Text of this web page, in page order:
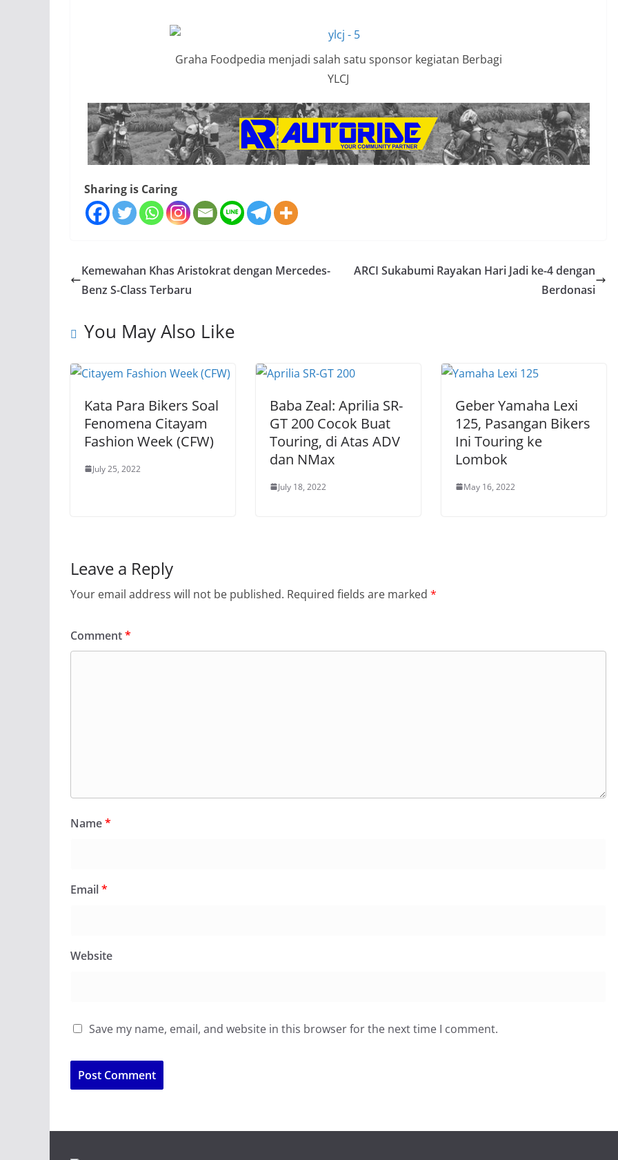
Graha Foodpedia menjadi salah satu sponsor kegiatan Berbagi
YLCJ
Sharing is Caring
Kemewahan Khas Aristokrat dengan Mercedes-
Benz S-Class Terbaru
ARCI Sukabumi Rayakan Hari Jadi ke-4 dengan
Berdonasi
You May Also Like
Kata Para Bikers Soal
Fenomena Citayam
Fashion Week (CFW)
July 25, 2022
Baba Zeal: Aprilia SR-
GT 200 Cocok Buat
Touring, di Atas ADV
dan NMax
July 18, 2022
Geber Yamaha Lexi
125, Pasangan Bikers
Ini Touring ke
Lombok
May 16, 2022
Leave a Reply
Your email address will not be published. Required fields are marked *
Comment*
Name*
Email*
Website
Save my name, email, and website in this browser for the next time I comment.